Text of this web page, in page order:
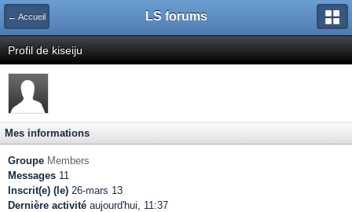
← Accueil LS forums
Profil de kiseiju
Mes informations
Groupe Members
Messages 11
Inscrit(e) (le) 26-mars 13
Dernière activité aujourd'hui, 11:37